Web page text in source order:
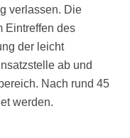
verlassen. Die
Eintreffen des
der leicht
ab und
Nach rund 45
werden.